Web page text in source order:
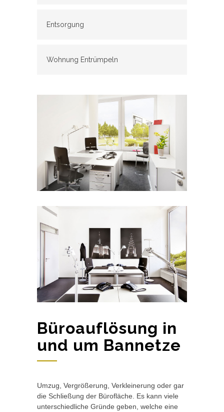
Entsorgung
Wohnung Entrümpeln
Büroauflösung in
und um Bannetze
Umzug, Vergrößerung, Verkleinerung oder gar
die Schließung der Bürofläche. Es kann viele
unterschiedliche Gründe geben, welche eine